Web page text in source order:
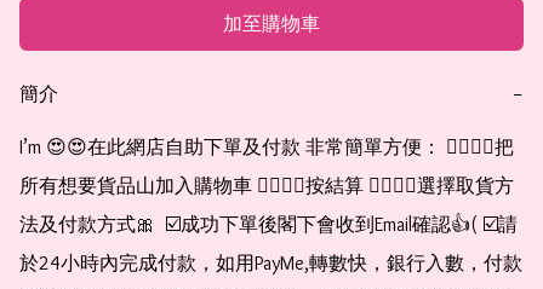
加至購物車
簡介 −
I’m 😍😍在此網店自助下單及付款 非常簡單方便： 👉🏻👉🏻把
所有想要貨品山加入購物車 👉🏻👉🏻按結算 👉🏻👉🏻選擇取貨方
法及付款方式🎀  ☑️成功下單後閣下會收到Email確認👍( ☑️請
於24小時內完成付款，如用PayMe,轉數快，銀行入數，付款